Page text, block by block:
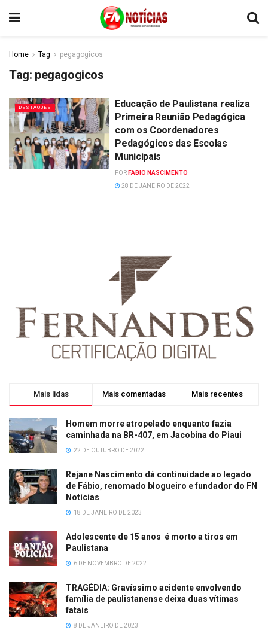
Home Tag pegagogicos
Tag: pegagogicos
DESTAQUES
Educação de Paulistana realiza
Primeira Reunião Pedagógica
com os Coordenadores
Pedagógicos das Escolas
Municipais
POR FABIO NASCIMENTO
28 DE JANEIRO DE 2022
Mais lidas Mais comentadas Mais recentes
Homem morre atropelado enquanto fazia
caminhada na BR-407, em Jacobina do Piaui
22 DE OUTUBRO DE 2022
Rejane Nascimento dá continuidade ao legado
de Fábio, renomado blogueiro e fundador do FN
Notícias
18 DE JANEIRO DE 2023
Adolescente de 15 anos é morto a tiros em
Paulistana
6 DE NOVEMBRO DE 2022
TRAGÉDIA: Gravíssimo acidente envolvendo
família de paulistanense deixa duas vítimas
fatais
8 DE JANEIRO DE 2023